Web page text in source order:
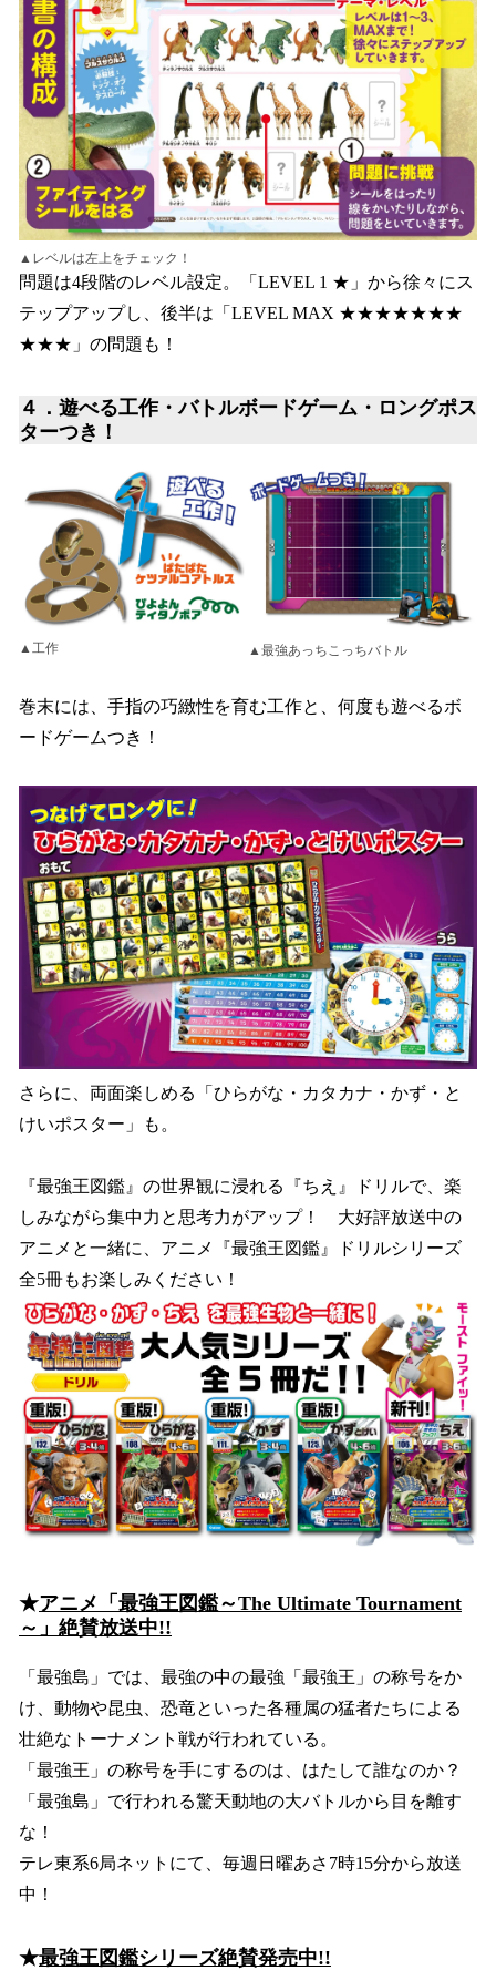
▲レベルは左上をチェック！
問題は4段階のレベル設定。「LEVEL 1 ★」から徐々にス
テップアップし、後半は「LEVEL MAX ★★★★★★★
★★★」の問題も！
４．遊べる工作・バトルボードゲーム・ロングポス
ターつき！
▲工作 ▲最強あっちこっちバトル
巻末には、手指の巧緻性を育む工作と、何度も遊べるボ
ードゲームつき！
さらに、両面楽しめる「ひらがな・カタカナ・かず・と
けいポスター」も。
『最強王図鑑』の世界観に浸れる『ちえ』ドリルで、楽
しみながら集中力と思考力がアップ！ 大好評放送中の
アニメと一緒に、アニメ『最強王図鑑』ドリルシリーズ
全5冊もお楽しみください！
★アニメ「最強王図鑑～The Ultimate Tournament
～」絶賛放送中!!
「最強島」では、最強の中の最強「最強王」の称号をか
け、動物や昆虫、恐竜といった各種属の猛者たちによる
壮絶なトーナメント戦が行われている。
「最強王」の称号を手にするのは、はたして誰なのか？
「最強島」で行われる驚天動地の大バトルから目を離す
な！
テレ東系6局ネットにて、毎週日曜あさ7時15分から放送
中！
★最強王図鑑シリーズ絶賛発売中!!